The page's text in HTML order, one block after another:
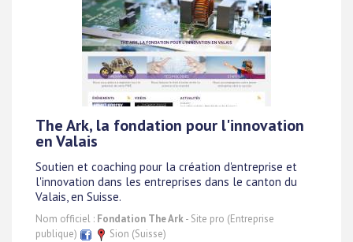
The Ark, la fondation pour l'innovation
en Valais
Soutien et coaching pour la création d'entreprise et
l'innovation dans les entreprises dans le canton du
Valais, en Suisse.
Nom officiel : Fondation The Ark- Site pro (Entreprise
publique)
Sion (Suisse)